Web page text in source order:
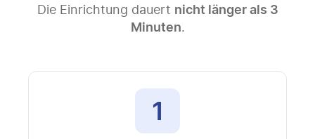
Die Einrichtung dauert nicht länger als 3
Minuten.
1